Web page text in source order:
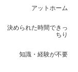
アットホーム
決められた時間できっ
ちり
知識・経験が不要